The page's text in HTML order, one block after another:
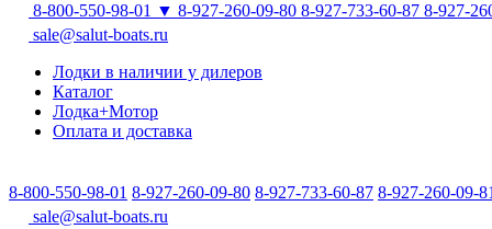
8-800-550-98-01 ▼ 8-927-260-09-80 8-927-733-60-87 8-927-
sale@salut-boats.ru
Лодки в наличии у дилеров
Каталог
Лодка+Мотор
Оплата и доставка
8-800-550-98-01 8-927-260-09-80 8-927-733-60-87 8-927-260-09-81
sale@salut-boats.ru